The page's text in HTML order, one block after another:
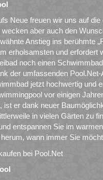
Neue freuen wir uns auf
aber auch den
Anstieg ins berühmte
erholsamsten und erfordert
noch einen
der umfassenden Pool.Net-
jetzt hochwertig und
vor einigen
ist er dank neuer
in vielen Gärten zu
entspannen Sie im
wann immer Sie